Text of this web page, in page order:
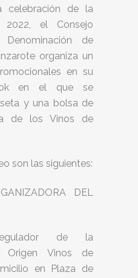
celebración de la
2022, el Consejo
de
organiza un
en su
en el que se
y una bolsa de
de los Vinos de
son las siguientes:
DEL
de la
Origen Vinos de
en Plaza de